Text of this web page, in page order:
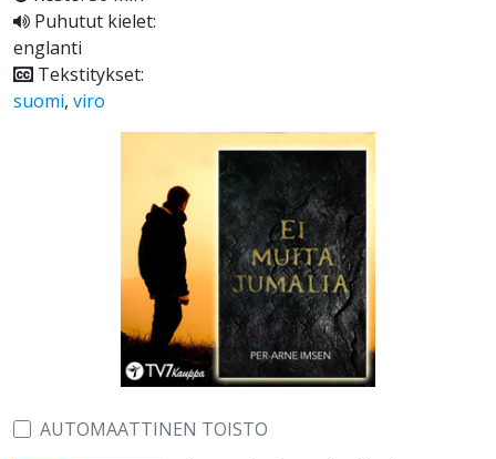
Puhutut kielet:
englanti
Tekstitykset:
suomi, viro
AUTOMAATTINEN TOISTO